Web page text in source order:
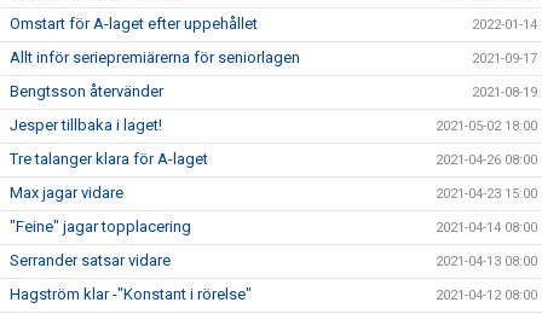
Omstart för A-laget efter uppehållet 2022-01-14
Allt inför seriepremiärerna för seniorlagen 2021-09-17
Bengtsson återvänder 2021-08-19
Jesper tillbaka i laget! 2021-05-02 18:00
Tre talanger klara för A-laget 2021-04-26 08:00
Max jagar vidare 2021-04-23 15:00
"Feine" jagar topplacering 2021-04-14 08:00
Serrander satsar vidare 2021-04-13 08:00
Hagström klar -"Konstant i rörelse" 2021-04-12 08:00